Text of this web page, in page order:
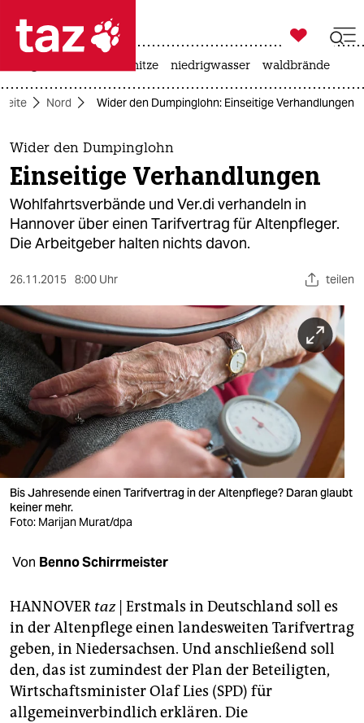
 taz zahl ich
taz zahl ich
themen
politik
öko
gesellschaft
sport
berlin
nord
wahrheit
verlag
verlag
shop
fragen & hilfe
unterstützen
abo
genossenschaft

taz zahl ich
hitze niedrigwasser waldbrände
Nord Wider den Dumpinglohn: Einseitige Verhandlungen
Wider den Dumpinglohn
Einseitige Verhandlungen
Wohlfahrtsverbände und Ver.di verhandeln in
Hannover über einen Tarifvertrag für Altenpfleger.
Die Arbeitgeber halten nichts davon.
26.11.2015 8:00 Uhr teilen
Bis Jahresende einen Tarifvertrag in der Altenpflege? Daran glaubt
keiner mehr.
Foto: Marijan Murat/dpa
Von Benno Schirrmeister
HANNOVER taz| Erstmals in Deutschland soll es
in der Altenpflege einen landesweiten Tarifvertrag
geben, in Niedersachsen. Und anschließend soll
den, das ist zumindest der Plan der Beteiligten,
Wirtschaftsminister Olaf Lies (SPD) für
allgemeinverbindlich erklären. Die